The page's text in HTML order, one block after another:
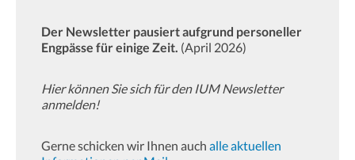
Der Newsletter pausiert aufgrund personeller
Engpässe für einige Zeit. (April 2026)
Hier können Sie sich für den IUM Newsletter
anmelden!
Gerne schicken wir Ihnen auch alle aktuellen